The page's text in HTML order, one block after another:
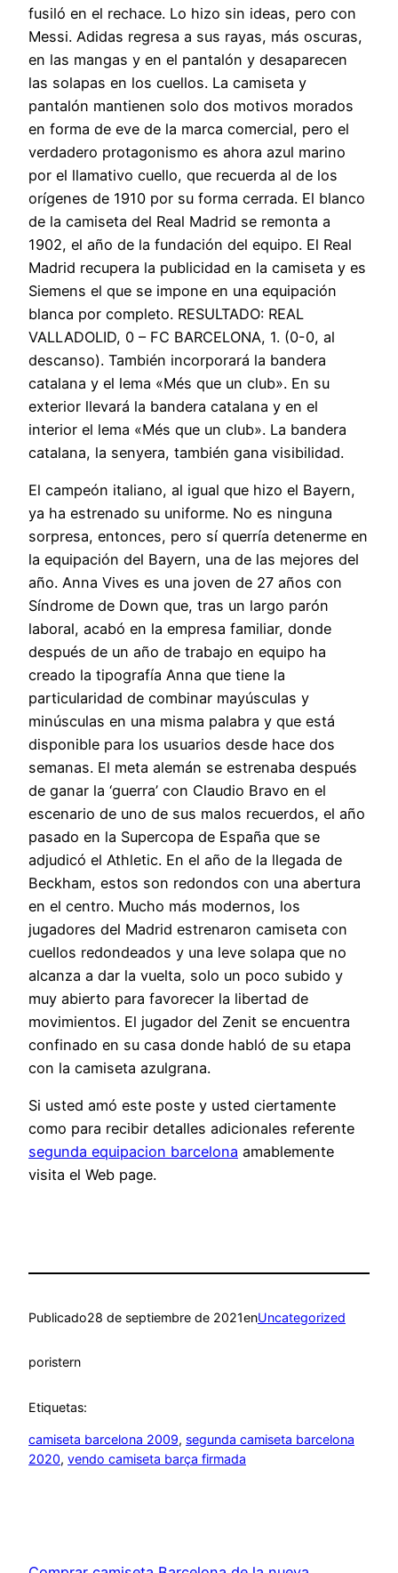
fusiló en el rechace. Lo hizo sin ideas, pero con
Messi. Adidas regresa a sus rayas, más oscuras,
en las mangas y en el pantalón y desaparecen
las solapas en los cuellos. La camiseta y
pantalón mantienen solo dos motivos morados
en forma de eve de la marca comercial, pero el
verdadero protagonismo es ahora azul marino
por el llamativo cuello, que recuerda al de los
orígenes de 1910 por su forma cerrada. El blanco
de la camiseta del Real Madrid se remonta a
1902, el año de la fundación del equipo. El Real
Madrid recupera la publicidad en la camiseta y es
Siemens el que se impone en una equipación
blanca por completo. RESULTADO: REAL
VALLADOLID, 0 – FC BARCELONA, 1. (0-0, al
descanso). También incorporará la bandera
catalana y el lema «Més que un club». En su
exterior llevará la bandera catalana y en el
interior el lema «Més que un club». La bandera
catalana, la senyera, también gana visibilidad.
El campeón italiano, al igual que hizo el Bayern,
ya ha estrenado su uniforme. No es ninguna
sorpresa, entonces, pero sí querría detenerme en
la equipación del Bayern, una de las mejores del
año. Anna Vives es una joven de 27 años con
Síndrome de Down que, tras un largo parón
laboral, acabó en la empresa familiar, donde
después de un año de trabajo en equipo ha
creado la tipografía Anna que tiene la
particularidad de combinar mayúsculas y
minúsculas en una misma palabra y que está
disponible para los usuarios desde hace dos
semanas. El meta alemán se estrenaba después
de ganar la ‘guerra’ con Claudio Bravo en el
escenario de uno de sus malos recuerdos, el año
pasado en la Supercopa de España que se
adjudicó el Athletic. En el año de la llegada de
Beckham, estos son redondos con una abertura
en el centro. Mucho más modernos, los
jugadores del Madrid estrenaron camiseta con
cuellos redondeados y una leve solapa que no
alcanza a dar la vuelta, solo un poco subido y
muy abierto para favorecer la libertad de
movimientos. El jugador del Zenit se encuentra
confinado en su casa donde habló de su etapa
con la camiseta azulgrana.
Si usted amó este poste y usted ciertamente
como para recibir detalles adicionales referente
segunda equipacion barcelona amablemente
visita el Web page.
Publicado28 de septiembre de 2021enUncategorized
poristern
Etiquetas:
camiseta barcelona 2009, segunda camiseta barcelona
2020, vendo camiseta barça firmada